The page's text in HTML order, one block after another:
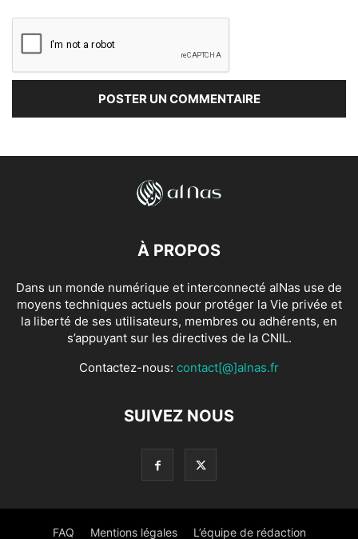
À PROPOS
Dans un monde numérique et interconnecté alNas use de
moyens techniques actuels pour protéger la Vie privée et
la liberté de ses utilisateurs, membres ou adhérents, en
s’appuyant sur les directives de la CNIL.
Contactez-nous: contact[@]alnas.fr
SUIVEZ NOUS
FAQ Mentions légales L’équipe de rédaction